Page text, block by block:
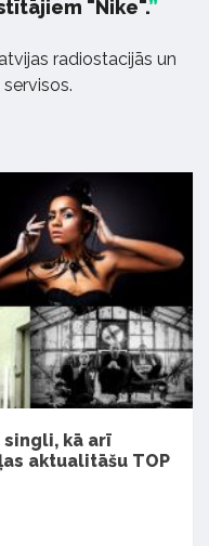
"Nike".
radiostacijās un
singli, kā arī
aktualitāšu TOP